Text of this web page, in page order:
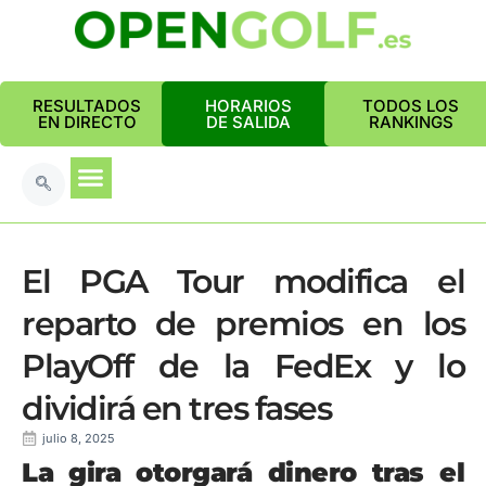
RESULTADOS
EN DIRECTO
HORARIOS
DE SALIDA
TODOS LOS
RANKINGS
El PGA Tour modifica el
reparto de premios en los
PlayOff de la FedEx y lo
dividirá en tres fases
julio 8, 2025
La gira otorgará dinero tras el